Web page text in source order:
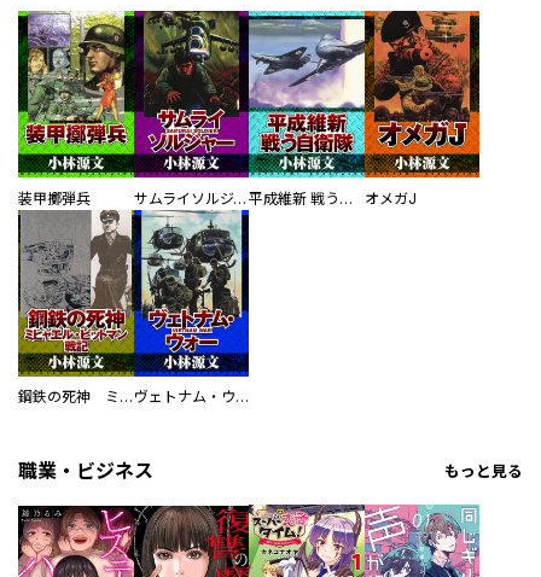
装甲擲弾兵 サムライソルジャー SAMURAI SOLDIER 平成維新 戦う自衛隊 オメガJ
鋼鉄の死神 ミヒャエル・ビットマン戦記 ヴェトナム・ウォー VIETNAM WAR
職業・ビジネス もっと見る